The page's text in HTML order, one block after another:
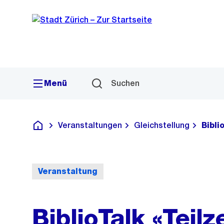
Navigation
Sprunglink
Menü Suchen
Deutsch
Veranstaltungen Gleichstellung
Veranstaltung
BiblioTalk